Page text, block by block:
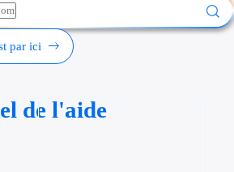
Cession
Type de financements
par ici
de l'aide